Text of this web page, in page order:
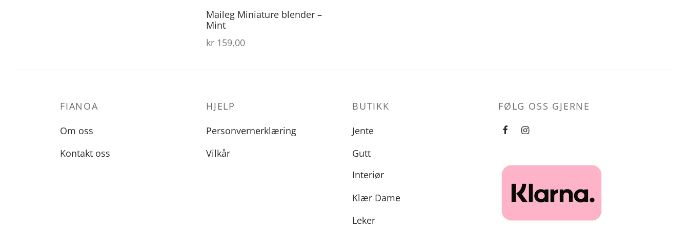
Maileg Miniature blender –
Mint
kr 159,00
FIANOA
Om oss
Kontakt oss
HJELP
Personvernerklæring
Vilkår
BUTIKK
Jente
Gutt
Interiør
Klær Dame
Leker
FØLG OSS GJERNE